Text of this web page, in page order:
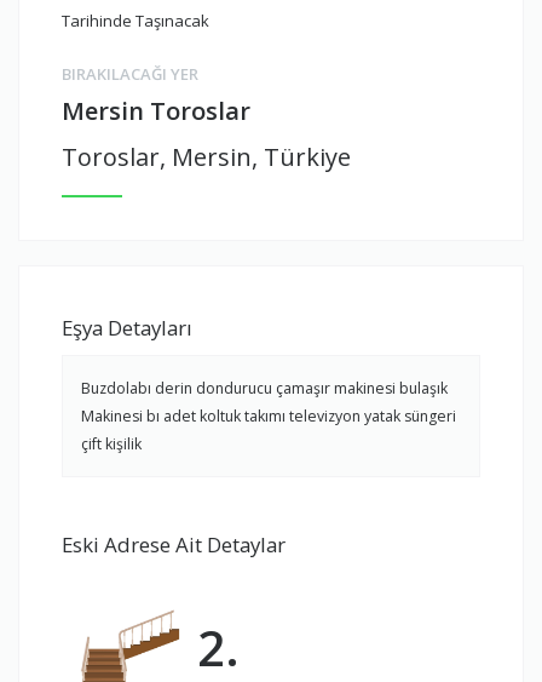
Tarihinde Taşınacak
BIRAKILACAĞI YER
Mersin Toroslar
Toroslar, Mersin, Türkiye
Eşya Detayları
Buzdolabı derin dondurucu çamaşır makinesi bulaşık
Makinesi bı adet koltuk takımı televizyon yatak süngeri
çift kişilik
Eski Adrese Ait Detaylar
2.